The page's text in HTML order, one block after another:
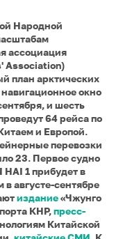
Народной
ассоциация
Association)
план арктических
навигационное окно
и шесть
64 рейса по
и Европой.
перевозки
23. Первое судно
HAI 1 прибудет в
августе-сентябре
издание«Чжунго
КНР,пресс-
Китайской